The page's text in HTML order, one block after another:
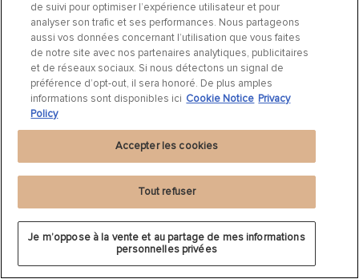
citation à comparaître.
Protéger les intérêts vitaux et les droits légaux
Nous pouvons divulguer vos informations lorsque
nous pensons qu’il est nécessaire d’enquêter, de
prévenir ou de prendre des mesures concernant
à la sécurité de toute personne, des violations
fraude, des activités illégales ou comme preuve
Vendeurs, consultants et autres prestataires de
services tiers. Nous pouvons partager vos
de suivi pour optimiser l’expérience utilisateur et pour
analyser son trafic et ses performances. Nous partageons
aussi vos données concernant l’utilisation que vous faites
de notre site avec nos partenaires analytiques, publicitaires
et de réseaux sociaux. Si nous détectons un signal de
préférence d’opt-out, il sera honoré. De plus amples
informations sont disponibles ici Cookie Notice Privacy
Policy
Je m’oppose à la vente et au partage de mes informations
personnelles privées
Tout refuser
Accepter les cookies